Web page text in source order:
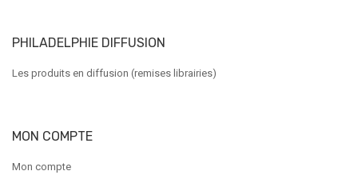
PHILADELPHIE DIFFUSION
Les produits en diffusion (remises librairies)
MON COMPTE
Mon compte